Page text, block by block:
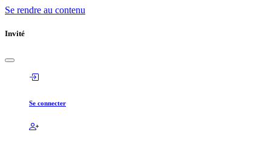
Se rendre au contenu
Invité
Se connecter